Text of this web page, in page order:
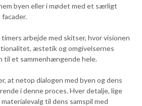
byen eller i mødet med et særligt
facader.
arbejde med skitser, hvor visionen
æstetik og omgivelsernes
til et sammenhængende hele.
at netop dialogen med byen og dens
i denne proces. Hver detalje, lige
til dens samspil med